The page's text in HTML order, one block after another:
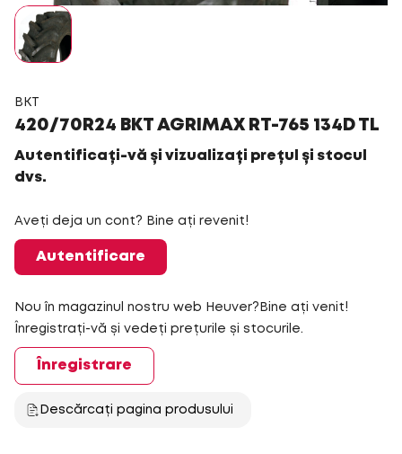
BKT
420/70R24 BKT AGRIMAX RT-765 134D TL
Autentificați-vă și vizualizați prețul și stocul
dvs.
Aveți deja un cont? Bine ați revenit!
Autentificare
Nou în magazinul nostru web Heuver?Bine ați venit!
Înregistrați-vă și vedeți prețurile și stocurile.
Înregistrare
Descărcați pagina produsului